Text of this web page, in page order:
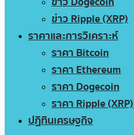
ข่าว Ripple (XRP)
ราคาและการวิเคราะห์
ราคา Bitcoin
ราคา Ethereum
ราคา Dogecoin
ราคา Ripple (XRP)
ปฏิทินเศรษฐกิจ